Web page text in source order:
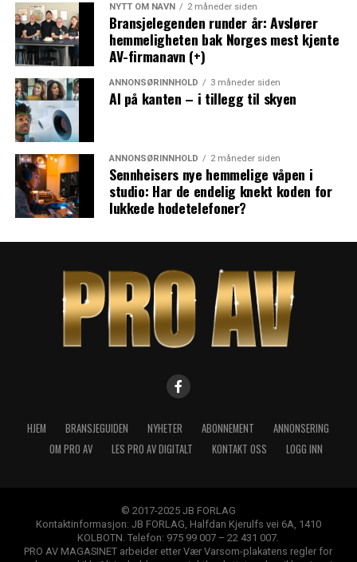
NYTT OM NAVN 2 måneder siden
Bransjelegenden runder år: Avslører
hemmeligheten bak Norges mest kjente
AV-firmanavn (+)
ANNONSØRINNHOLD 3 måneder siden
AI på kanten – i tillegg til skyen
ANNONSØRINNHOLD 2 måneder siden
Sennheisers nye hemmelige våpen i
studio: Har de endelig knekt koden for
lukkede hodetelefoner?
HJEM BRANSJEGUIDEN NYHETER ABONNEMENT
ANNONSERING
OM PRO AV
LES PRO AV DIGITALT KONTAKT OSS LOGG INN
© 2017-2025 JB FORLAG
Kontaktinformasjon: JB FORLAG, Halfdan Kjerulfs vei 6A, 1410
KOLBOTN. Telefon: 975 99 007 – 22 431 007.
PRO AV MAGASINET arbeider etter Vær Varsom-plakatens regler for